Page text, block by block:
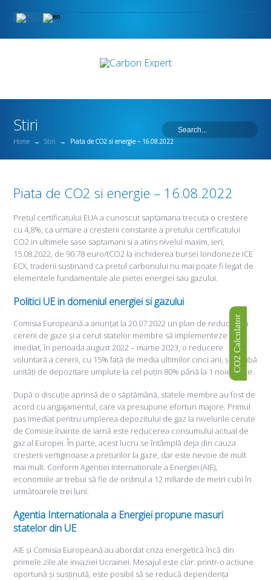
Stiri
Home → Stiri → Piata de CO2 si energie – 16.08.2022
Piata de CO2 si energie – 16.08.2022
Pretul certificatului EUA a cunoscut saptamana trecuta o crestere
cu 4,8%, ca urmare a cresterii constante a pretului certificatului
CO2 in ultimele sase saptamani si a atins nivelul maxim, ieri,
15.08.2022, de 90.78 euro/tCO2 la inchiderea bursei londoneze ICE
ECX, traderii sustinand ca pretul carbonului nu mai poate fi legat de
elementele fundamentale ale pietei energiei sau gazului.
Politici UE in domeniul energiei si gazului
Comisia Europeană a anunțat la 20.07.2022 un plan de reducere a
cererii de gaze și a cerut statelor membre să implementeze
imediat, în perioada august 2022 – martie 2023, o reducere
voluntară a cererii, cu 15% față de media ultimilor cinci ani, și să aibă
unități de depozitare umplute la cel puțin 80% până la 1 noiembrie.
După o discuție aprinsă de o săptămână, statele membre au fost de
acord cu angajamentul, care va presupune eforturi majore. Primul
pas imediat pentru umplerea depozitului de gaz la nivelurile cerute
de Comisie înainte de iarnă este reducerea consumului actual de
gaz al Europei. În parte, acest lucru se întâmplă deja din cauza
creșterii vertiginoase a prețurilor la gaze, dar este nevoie de mult
mai mult. Conform Agentiei Internationale a Energiei (AIE),
economiile ar trebui să fie de ordinul a 12 miliarde de metri cubi în
următoarele trei luni.
Agentia Internationala a Energiei propune masuri
statelor din UE
AIE și Comisia Europeană au abordat criza energetică încă din
primele zile ale invaziei Ucrainei. Mesajul este clar: printr-o acțiune
oportună și susținută, este posibil să se reducă dependența
CO2 Calculator